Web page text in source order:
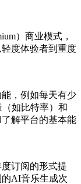
）商业模式，
度体验者到重度
，例如每天有少
如比特率）和
解平台的基本能
订阅的形式提
AI音乐生成次